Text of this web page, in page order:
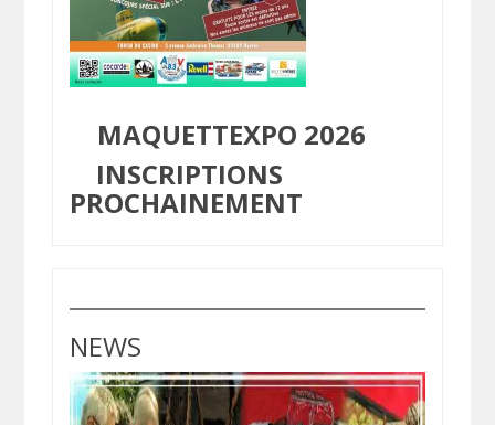
MAQUETTEXPO 2026
INSCRIPTIONS
PROCHAINEMENT
NEWS